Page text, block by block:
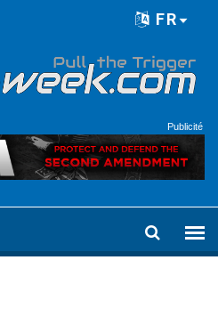
FR
Publicité